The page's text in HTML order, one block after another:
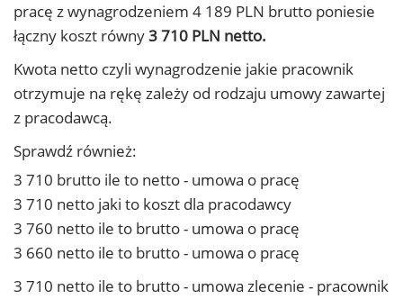
pracę z wynagrodzeniem 4 189 PLN brutto poniesie
łączny koszt równy3 710 PLN netto.
Kwota netto czyli wynagrodzenie jakie pracownik
otrzymuje na rękę zależy od rodzaju umowy zawartej
z pracodawcą.
Sprawdź również:
3 710 brutto ile to netto - umowa o pracę
3 710 netto jaki to koszt dla pracodawcy
3 760 netto ile to brutto - umowa o pracę
3 660 netto ile to brutto - umowa o pracę
3 710 netto ile to brutto - umowa zlecenie - pracownik